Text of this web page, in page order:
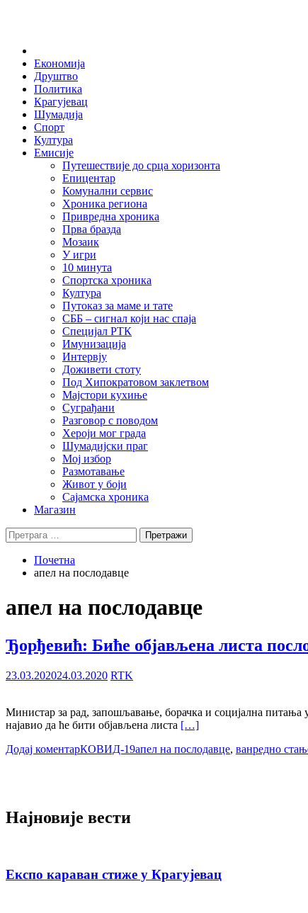
Економија
Друштво
Политика
Крагујевац
Шумадија
Спорт
Култура
Емисије
Путешествије до срца хоризонта
Епицентар
Комунални сервис
Хроника региона
Привредна хроника
Прва бразда
Мозаик
У игри
10 минута
Спортска хроника
Култура
Путоказ за маме и тате
СББ – сигнал који нас спаја
Специјал РТК
Имунизација
Интервју
Доживети стоту
Под Хипократовом заклетвом
Мајстори кухиње
Суграђани
Разговор с поводом
Хероји мог града
Шумадијски праг
Мој избор
Размотавање
Живот у боји
Сајамска хроника
Магазин
Претрага
за:
Почетна
апел на послодавце
апел на послодавце
Ђорђевић: Биће објављена листа
23.03.202024.03.2020 RTK
Министар за рад, запошљавање, борачка и социјална питања
најавио да ће бити објављена листа […]
Додај коментарКОВИД-19апел на послодавце, ванредно
Најновије вести
Експо караван стиже у Крагујевац